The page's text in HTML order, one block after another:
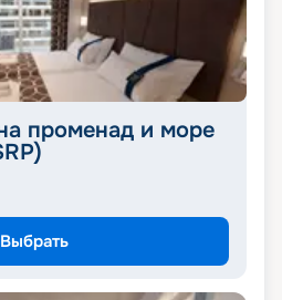
променад и море
Выбрать